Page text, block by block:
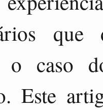
que
caso
Este